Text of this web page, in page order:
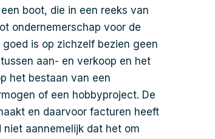
boot, die in een reeks van
ondernemerschap voor de
is op zichzelf bezien geen
aan- en verkoop en het
het bestaan van een
of een hobbyproject. De
en daarvoor facturen heeft
aannemelijk dat het om